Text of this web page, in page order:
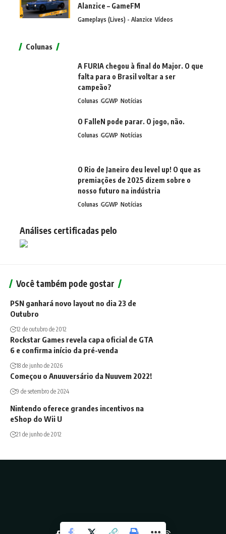
Alanzice – GameFM
Gameplays (Lives) - Alanzice Vídeos
Colunas
A FURIA chegou à final do Major. O que
falta para o Brasil voltar a ser
campeão?
Colunas GGWP Notícias
O FalleN pode parar. O jogo, não.
Colunas GGWP Notícias
O Rio de Janeiro deu level up! O que as
premiações de 2025 dizem sobre o
nosso futuro na indústria
Colunas GGWP Notícias
Análises certificadas pelo
Você também pode gostar
PSN ganhará novo layout no dia 23 de
Outubro
12 de outubro de 2012
Rockstar Games revela capa oficial de GTA
6 e confirma início da pré-venda
18 de junho de 2026
Começou o Anuuversário da Nuuvem 2022!
9 de setembro de 2024
Nintendo oferece grandes incentivos na
eShop do Wii U
21 de junho de 2012